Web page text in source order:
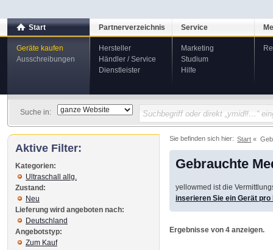
Start
Geräte kaufen
Ausschreibungen
Partnerverzeichnis
Hersteller
Händler / Service
Dienstleister
Service
Marketing
Studium
Hilfe
Suche in:
Sie befinden sich hier: Start
Gebrauchte
yellowmed ist die
inserieren Sie ein Gerät
Ergebnisse von 4 anzeigen.
Aktive Filter:
Kategorien:
Ultraschall allg.
Zustand:
Neu
Lieferung wird angeboten nach:
Deutschland
Angebotstyp:
Zum Kauf